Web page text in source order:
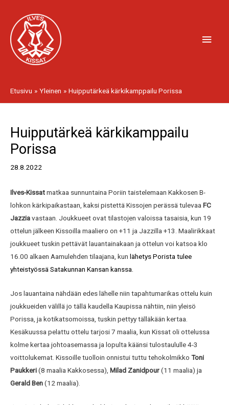
sisältöön
Etusivu Yleinen Huipputärkeä kärkikamppailu Porissa
Huipputärkeä kärkikamppailu
Porissa
28.8.2022
Ilves-Kissatmatkaa sunnuntaina Poriin taistelemaan Kakkosen B-
lohkon kärkipaikastaan, kaksi pistettä Kissojen perässä tulevaaFC
Jazziavastaan. Joukkueet ovat tilastojen valoissa tasaisia, kun 19
ottelun jälkeen Kissoilla maaliero on +11 ja Jazzilla +13. Maalirikkaat
joukkueet tuskin pettävät lauantainakaan ja ottelun voi katsoa klo
16.00 alkaen Aamulehden tilaajana, kun lähetys Porista tulee
yhteistyössä Satakunnan Kansan kanssa.
Jos lauantaina nähdään edes lähelle niin tapahtumarikas ottelu kuin
joukkueiden välillä jo tällä kaudella Kaupissa nähtiin, niin yleisö
Porissa, ja kotikatsomoissa, tuskin pettyy tälläkään kertaa.
Kesäkuussa pelattu ottelu tarjosi 7 maalia, kun Kissat oli ottelussa
kolme kertaa johtoasemassa ja lopulta käänsi tulostaululle 4-3
voittolukemat. Kissoille tuolloin onnistui tuttu tehokolmikko Toni
Paukkeri(8 maalia Kakkosessa), Milad Zanidpour(11 maalia) ja
Gerald Ben(12 maalia).
selaus